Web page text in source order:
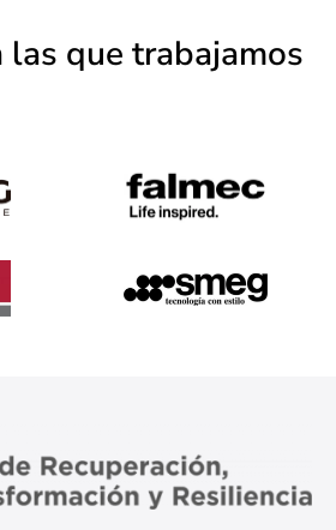
las que trabajamos